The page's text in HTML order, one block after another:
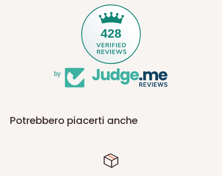
428
by
Potrebbero piacerti anche